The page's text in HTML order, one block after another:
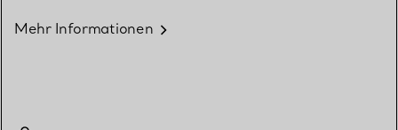
Mehr Informationen